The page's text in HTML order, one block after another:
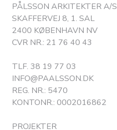
PÅLSSON ARKITEKTER A/S
SKAFFERVEJ 8, 1. SAL
2400 KØBENHAVN NV
CVR NR.: 21 76 40 43
TLF. 38 19 77 03
INFO@PAALSSON.DK
REG. NR.: 5470
KONTONR.: 0002016862
PROJEKTER